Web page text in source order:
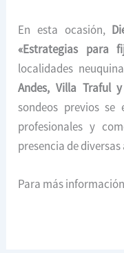
En esta ocasión,
«Estrategias para
localidades
Andes, Villa Traful
sondeos previos
profesionales y
presencia de
Para más